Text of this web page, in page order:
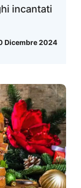
incantati
Dicembre 2024